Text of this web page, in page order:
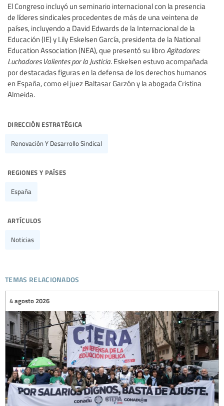
El Congreso incluyó un seminario internacional con la presencia
de líderes sindicales procedentes de más de una veintena de
países, incluyendo a David Edwards de la Internacional de la
Educación (IE) y Lily Eskelsen García, presidenta de la National
Education Association (NEA), que presentó su libro Agitadores:
Luchadores Valientes por la Justicia. Eskelsen estuvo acompañada
por destacadas figuras en la defensa de los derechos humanos
en España, como el juez Baltasar Garzón y la abogada Cristina
Almeida.
dirección estratégica
Renovación Y Desarrollo Sindical
regiones y países
España
artículos
Noticias
temas relacionados
4 agosto 2026